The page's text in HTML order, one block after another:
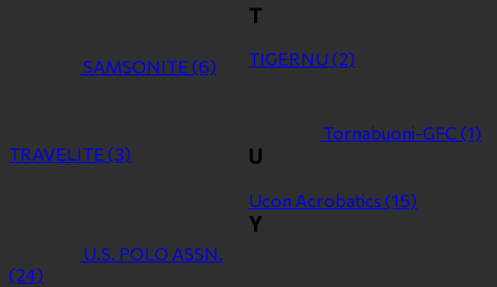
SAMSONITE (6)
T
TIGERNU (2)
Tornabuoni-GFC (1)
TRAVELITE (3) U
U.S. POLO ASSN.
(24)
Ucon Acrobatics (15)
Y